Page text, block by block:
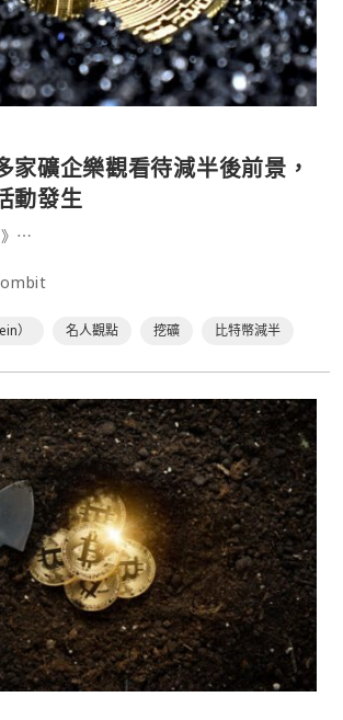
家礦企樂觀看待減半後前景，
動發生
》⋯
） 名人觀點 挖礦 比特幣減半